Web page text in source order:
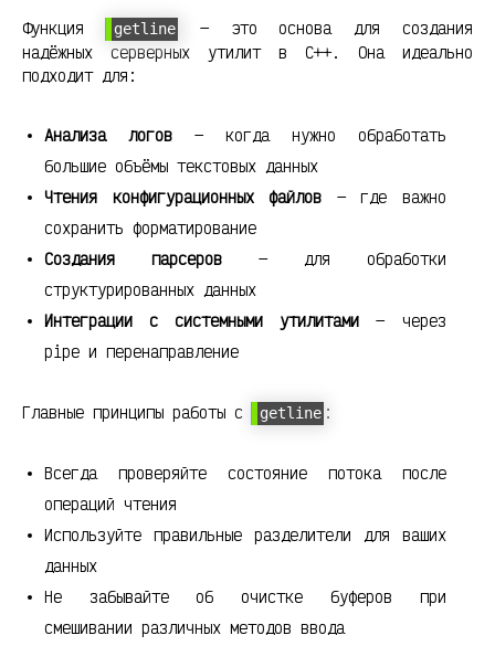
Функция getline
— это основа для создания
надёжных серверных утилит в C++. Она идеально
подходит для:
Анализа логов— когда нужно обработать
большие объёмы текстовых данных
Чтения конфигурационных файлов — где важно
сохранить форматирование
Создания парсеров— для обработки
структурированных данных
Интеграции с системными утилитами — через
pipe и перенаправление
Главные принципы работы с getline :
Всегда проверяйте состояние потока после
операций чтения
Используйте правильные разделители для ваших
данных
Не забывайте об очистке буферов при
смешивании различных методов ввода